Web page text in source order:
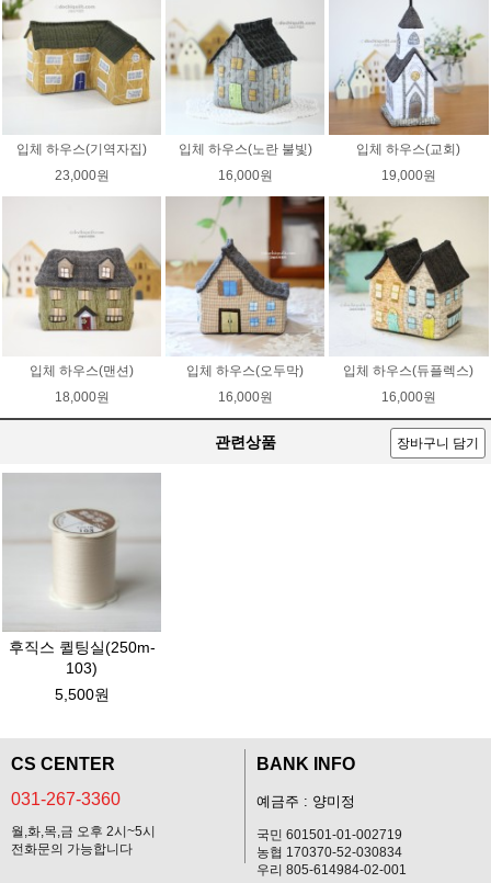
입체 하우스(기역자집)
23,000원
입체 하우스(노란 불빛)
16,000원
입체 하우스(교회)
19,000원
입체 하우스(맨션)
18,000원
입체 하우스(오두막)
16,000원
입체 하우스(듀플렉스)
16,000원
관련상품 장바구니 담기
후직스 퀼팅실(250m-
103)
5,500원
CS CENTER
031-267-3360
월,화,목,금 오후 2시~5시
전화문의 가능합니다
BANK INFO
예금주 : 양미정
국민 601501-01-002719
농협 170370-52-030834
우리 805-614984-02-001